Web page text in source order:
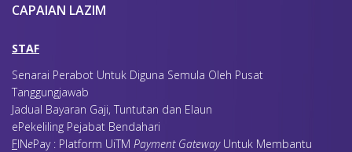
CAPAIAN LAZIM
STAF
Senarai Perabot Untuk Diguna Semula Oleh Pusat
Tanggungjawab
Jadual Bayaran Gaji, Tuntutan dan Elaun
ePekeliling Pejabat Bendahari
FINePay : Platform UiTM Payment GatewayUntuk Membantu